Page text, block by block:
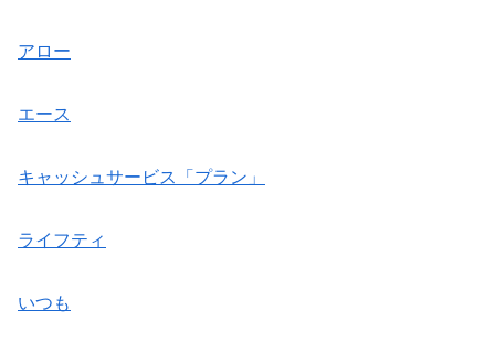
アロー
エース
キャッシュサービス「プラン」
ライフティ
いつも